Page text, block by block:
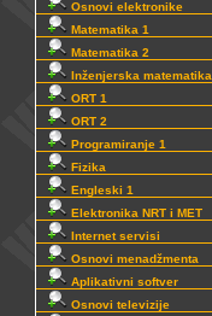
Osnovi elektronike
Matematika 1
Matematika 2
Inženjerska matematika
ORT 1
ORT 2
Programiranje 1
Fizika
Engleski 1
Elektronika NRT i MET
Internet servisi
Osnovi menadžmenta
Aplikativni softver
Osnovi televizije